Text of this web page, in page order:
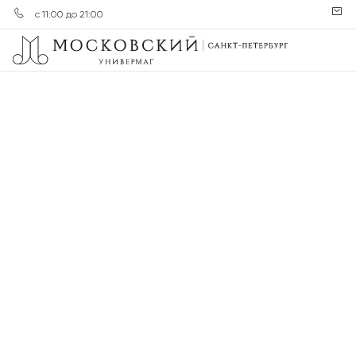
с 11:00 до 21:00